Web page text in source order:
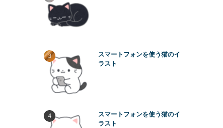
スマートフォンを使う猫のイ
ラスト
スマートフォンを使う猫のイ
ラスト